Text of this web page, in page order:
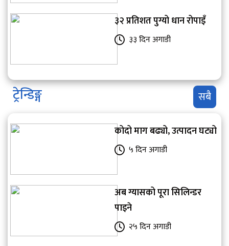
३२ प्रतिशत पुग्यो धान रोपाइँ
३३ दिन अगाडी
ट्रेन्डिङ्ग सबै
कोदो माग बढ्यो, उत्पादन घट्यो
५ दिन अगाडी
अब ग्यासको पूरा सिलिन्डर
पाइने
२५ दिन अगाडी